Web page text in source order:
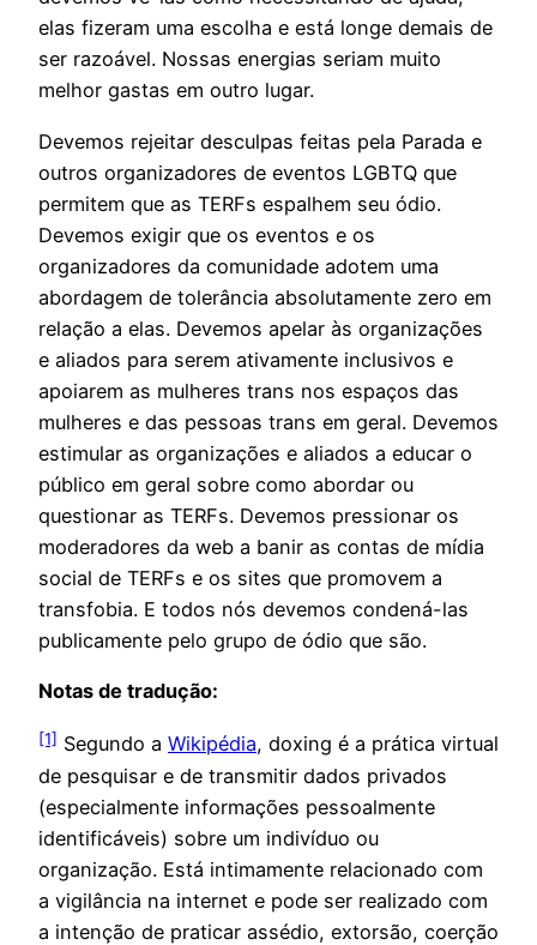
elas fizeram uma escolha e está longe demais de
ser razoável. Nossas energias seriam muito
melhor gastas em outro lugar.
Devemos rejeitar desculpas feitas pela Parada e
outros organizadores de eventos LGBTQ que
permitem que as TERFs espalhem seu ódio.
Devemos exigir que os eventos e os
organizadores da comunidade adotem uma
abordagem de tolerância absolutamente zero em
relação a elas. Devemos apelar às organizações
e aliados para serem ativamente inclusivos e
apoiarem as mulheres trans nos espaços das
mulheres e das pessoas trans em geral. Devemos
estimular as organizações e aliados a educar o
público em geral sobre como abordar ou
questionar as TERFs. Devemos pressionar os
moderadores da web a banir as contas de mídia
social de TERFs e os sites que promovem a
transfobia. E todos nós devemos condená-las
publicamente pelo grupo de ódio que são.
Notas de tradução:
[1] Segundo a Wikipédia, doxing é a prática virtual
de pesquisar e de transmitir dados privados
(especialmente informações pessoalmente
identificáveis) sobre um indivíduo ou
organização. Está intimamente relacionado com
a vigilância na internet e pode ser realizado com
a intenção de praticar assédio, extorsão, coerção